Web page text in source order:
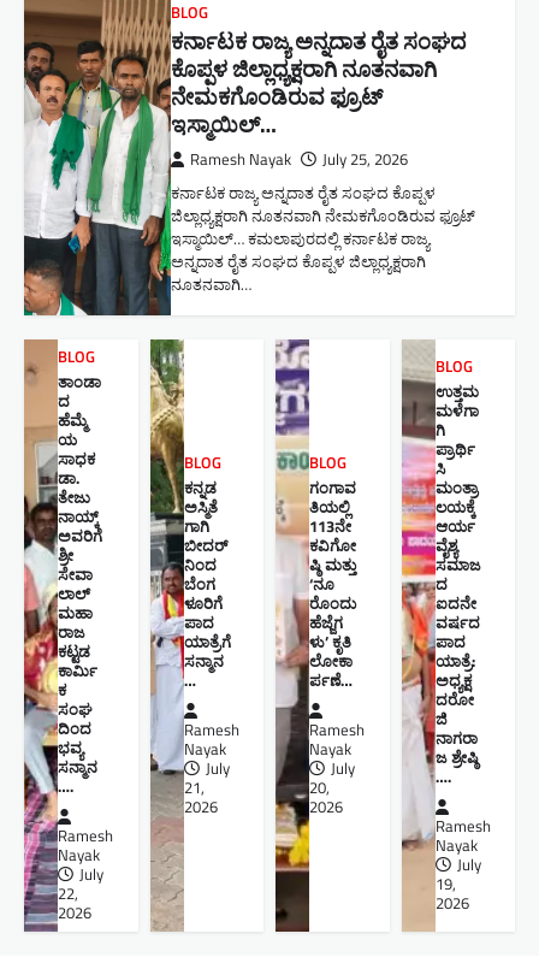
BLOG
ಕರ್ನಾಟಕ ರಾಜ್ಯ ಅನ್ನದಾತ ರೈತ ಸಂಘದ
ಕೊಪ್ಪಳ ಜಿಲ್ಲಾಧ್ಯಕ್ಷರಾಗಿ ನೂತನವಾಗಿ
ನೇಮಕಗೊಂಡಿರುವ ಫ್ರೂಟ್
ಇಸ್ಮಾಯಿಲ್…
Ramesh Nayak July 25, 2026
ಕರ್ನಾಟಕ ರಾಜ್ಯ ಅನ್ನದಾತ ರೈತ ಸಂಘದ ಕೊಪ್ಪಳ
ಜಿಲ್ಲಾಧ್ಯಕ್ಷರಾಗಿ ನೂತನವಾಗಿ ನೇಮಕಗೊಂಡಿರುವ ಫ್ರೂಟ್
ಇಸ್ಮಾಯಿಲ್… ಕಮಲಾಪುರದಲ್ಲಿ ಕರ್ನಾಟಕ ರಾಜ್ಯ
ಅನ್ನದಾತ ರೈತ ಸಂಘದ ಕೊಪ್ಪಳ ಜಿಲ್ಲಾಧ್ಯಕ್ಷರಾಗಿ
ನೂತನವಾಗಿ…
BLOG
ತಾಂಡಾ
ದ
ಹೆಮ್ಮೆ
ಯ
ಸಾಧಕ
ಡಾ.
ತೇಜು
ನಾಯ್ಕ್
ಅವರಿಗೆ
ಶ್ರೀ
ಸೇವಾ
ಲಾಲ್
ಮಹಾ
ರಾಜ
ಕಟ್ಟಡ
ಕಾರ್ಮಿ
ಕ
ಸಂಘ
ದಿಂದ
ಭವ್ಯ
ಸನ್ಮಾನ
….
Ramesh
Nayak
July
22,
2026
BLOG
ಕನ್ನಡ
ಅಸ್ಮಿತೆ
ಗಾಗಿ
ಬೀದರ್
ನಿಂದ
ಬೆಂಗ
ಳೂರಿಗೆ
ಪಾದ
ಯಾತ್ರೆಗೆ
ಸನ್ಮಾನ
…
Ramesh
Nayak
July
21,
2026
BLOG
ಗಂಗಾವ
ತಿಯಲ್ಲಿ
113ನೇ
ಕವಿಗೋ
ಷ್ಠಿ ಮತ್ತು
‘ನೂ
ರೊಂದು
ಹೆಜ್ಜೆಗ
ಳು’ ಕೃತಿ
ಲೋಕಾ
ರ್ಪಣೆ…
Ramesh
Nayak
July
20,
2026
BLOG
ಉತ್ತಮ
ಮಳೆಗಾ
ಗಿ
ಪ್ರಾರ್ಥಿ
ಸಿ
ಮಂತ್ರಾ
ಲಯಕ್ಕೆ
ಆರ್ಯ
ವೈಶ್ಯ
ಸಮಾಜ
ದ
ಐದನೇ
ವರ್ಷದ
ಪಾದ
ಯಾತ್ರೆ:
ಅಧ್ಯಕ್ಷ
ದರೋ
ಜಿ
ನಾಗರಾ
ಜ ಶ್ರೇಷ್ಠಿ ​
….
Ramesh
Nayak
July
19,
2026